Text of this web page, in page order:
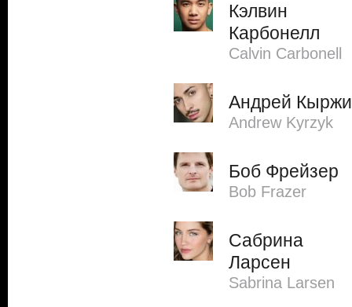
Кэлвин
Карбонелл
Calvin Carbonell
Андрей
Andrew Kyrzyk
Боб Фрейзер
Bob Frazer
Сабрина
Ларсен
Sabrina Larsen